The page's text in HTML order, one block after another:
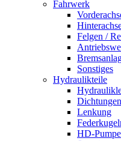
Fahrwerk
Felgen /
Sonstiges
Hydraulikteile
Dichtungen
Lenkung
HD-